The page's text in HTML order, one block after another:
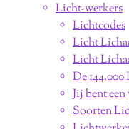
Licht-werkers
Lichtcodes
Licht
Licht
De
Jij bent een
Soorten